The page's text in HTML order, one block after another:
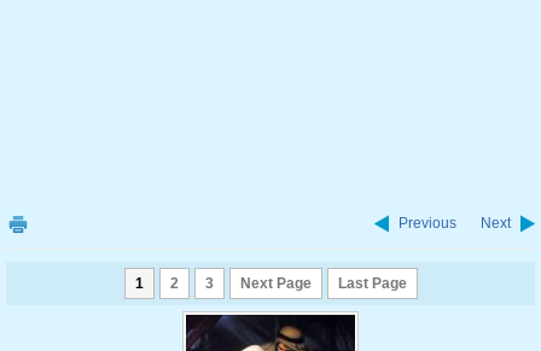
Previous Next
1 2 3 Next Page Last Page